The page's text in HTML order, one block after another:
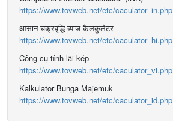
https://www.tovweb.net/etc/caculator_in.php
आसान चक्रवृद्धि ब्याज कैलकुलेटर
https://www.tovweb.net/etc/caculator_hi.php
Công cụ tính lãi kép
https://www.tovweb.net/etc/caculator_vi.php
Kalkulator Bunga Majemuk
https://www.tovweb.net/etc/caculator_id.php